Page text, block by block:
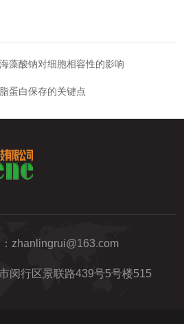
藻酸钠对细胞相容性的影响
蛋白保存的关键点
zhanlingrui@163.com
闵行区景联路439号5号楼515